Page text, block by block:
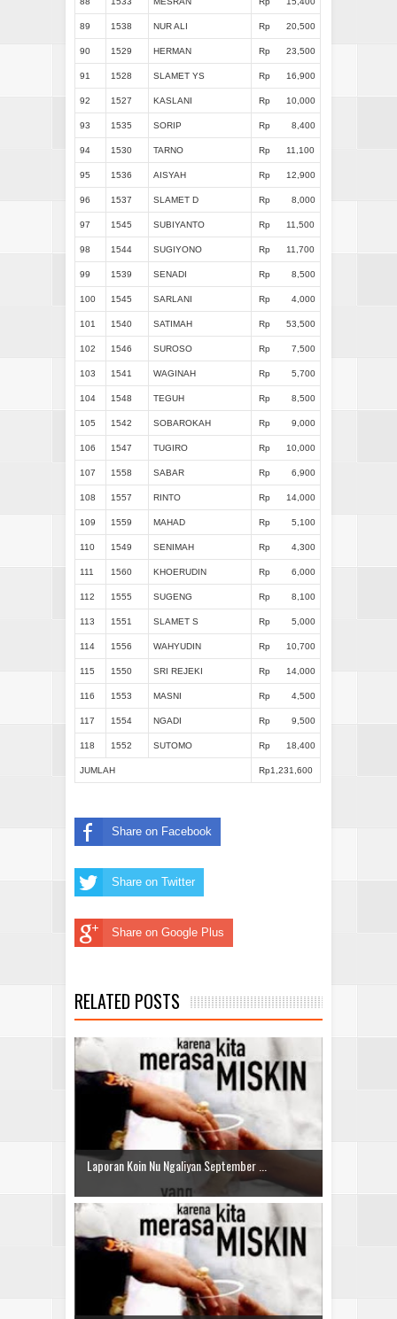
89 1538 NUR ALI Rp 20,500
90 1529 HERMAN Rp 23,500
91 1528 SLAMET YS Rp 16,900
92 1527 KASLANI Rp 10,000
93 1535 SORIP Rp 8,400
94 1530 TARNO Rp 11,100
95 1536 AISYAH Rp 12,900
96 1537 SLAMET D Rp 8,000
97 1545 SUBIYANTO Rp 11,500
98 1544 SUGIYONO Rp 11,700
99 1539 SENADI Rp 8,500
100 1545 SARLANI Rp 4,000
101 1540 SATIMAH Rp 53,500
102 1546 SUROSO Rp 7,500
103 1541 WAGINAH Rp 5,700
104 1548 TEGUH Rp 8,500
105 1542 SOBAROKAH Rp 9,000
106 1547 TUGIRO Rp 10,000
107 1558 SABAR Rp 6,900
108 1557 RINTO Rp 14,000
109 1559 MAHAD Rp 5,100
110 1549 SENIMAH Rp 4,300
111 1560 KHOERUDIN Rp 6,000
112 1555 SUGENG Rp 8,100
113 1551 SLAMET S Rp 5,000
114 1556 WAHYUDIN Rp 10,700
115 1550 SRI REJEKI Rp 14,000
116 1553 MASNI Rp 4,500
117 1554 NGADI Rp 9,500
118 1552 SUTOMO Rp 18,400
JUMLAH Rp1,231,600
Share on Facebook
Share on Twitter
Share on Google Plus
RELATED POSTS
Laporan Koin Nu Ngaliyan September ...